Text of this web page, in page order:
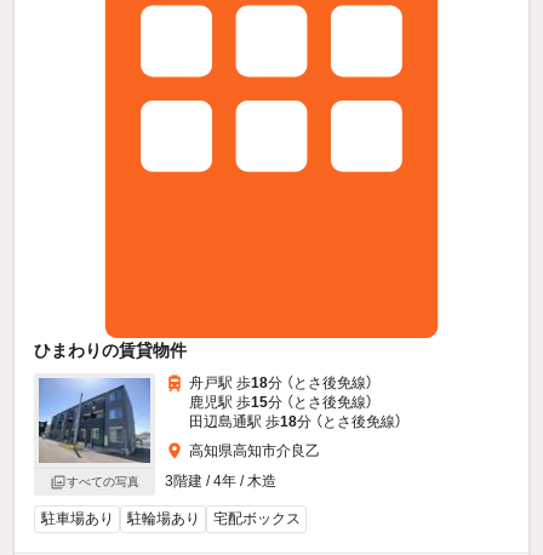
ひまわりの賃貸物件
すべての写真
舟戸駅 歩18分 （とさ後免線）
鹿児駅 歩15分 （とさ後免線）
田辺島通駅 歩18分 （とさ後免線）
高知県高知市介良乙
3階建 / 4年 / 木造
駐車場あり 駐輪場あり 宅配ボックス